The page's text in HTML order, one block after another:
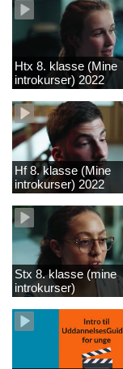
Htx 8. klasse (Mine
introkurser) 2022
Hf 8. klasse (Mine
introkurser) 2022
Stx 8. klasse (mine
introkurser)